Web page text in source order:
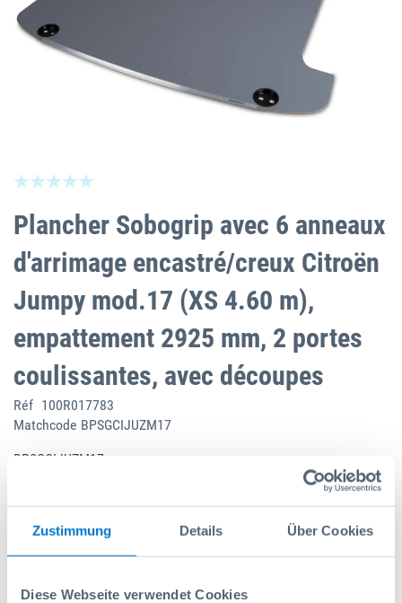
Zustimmung Details Über Cookies
Diese Webseite verwendet Cookies
Plancher Sobogrip avec 6 anneaux
d'arrimage encastré/creux Citroën
Jumpy mod.17 (XS 4.60 m),
empattement 2925 mm, 2 portes
coulissantes, avec découpes
Réf 100R017783
Matchcode BPSGCIJUZM17
BPSGCIJUZM17
Lieferzeit 3 Tage
661,50 CHF
Prix catalogue: 675,00 CHF
to
beginning
the
images
gallery